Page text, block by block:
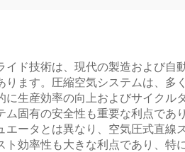
イド技術は、現代の製造および
ります。圧縮空気システムは、
に生産効率の向上およびサイクル
ム固有の安全性も重要な利点であ
エータとは異なり、空気圧式直線
ト効率性も大きな利点であり、特